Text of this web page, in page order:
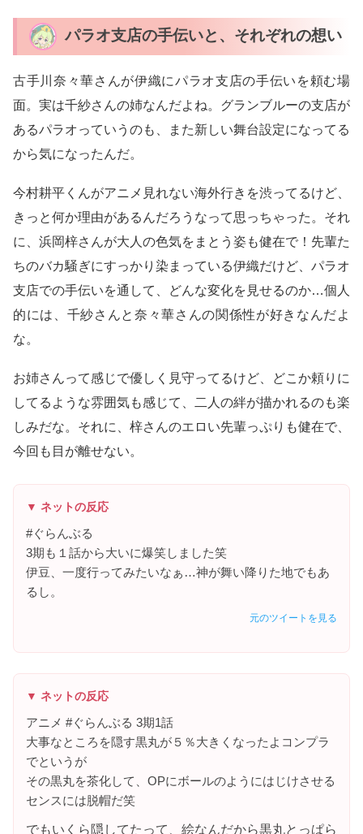
パラオ支店の手伝いと、それぞれの想い
古手川奈々華さんが伊織にパラオ支店の手伝いを頼む場
面。実は千紗さんの姉なんだよね。グランブルーの支店が
あるパラオっていうのも、また新しい舞台設定になってる
から気になったんだ。
今村耕平くんがアニメ見れない海外行きを渋ってるけど、
きっと何か理由があるんだろうなって思っちゃった。それ
に、浜岡梓さんが大人の色気をまとう姿も健在で！先輩た
ちのバカ騒ぎにすっかり染まっている伊織だけど、パラオ
支店での手伝いを通して、どんな変化を見せるのか…個人
的には、千紗さんと奈々華さんの関係性が好きなんだよ
な。
お姉さんって感じで優しく見守ってるけど、どこか頼りに
してるような雰囲気も感じて、二人の絆が描かれるのも楽
しみだな。それに、梓さんのエロい先輩っぷりも健在で、
今回も目が離せない。
▼ ネットの反応
#ぐらんぶる
3期も１話から大いに爆笑しました笑
伊豆、一度行ってみたいなぁ…神が舞い降りた地でもあ
るし。
元のツイートを見る
▼ ネットの反応
アニメ #ぐらんぶる 3期1話
大事なところを隠す黒丸が５％大きくなったよコンプラ
でというが
その黒丸を茶化して、OPにボールのようにはじけさせる
センスには脱帽だ笑
でもいくら隠してたって、絵なんだから黒丸とっぱら